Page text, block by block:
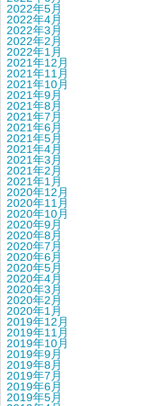
2022年5月
2022年4月
2022年3月
2022年2月
2022年1月
2021年12月
2021年11月
2021年10月
2021年9月
2021年8月
2021年7月
2021年6月
2021年5月
2021年4月
2021年3月
2021年2月
2021年1月
2020年12月
2020年11月
2020年10月
2020年9月
2020年8月
2020年7月
2020年6月
2020年5月
2020年4月
2020年3月
2020年2月
2020年1月
2019年12月
2019年11月
2019年10月
2019年9月
2019年8月
2019年7月
2019年6月
2019年5月